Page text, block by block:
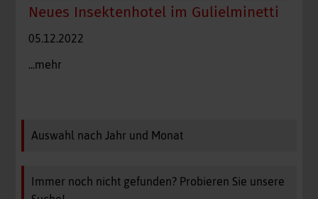
Neues Insektenhotel im Gulielminetti
05.12.2022
...mehr
Auswahl nach Jahr und Monat
Immer noch nicht gefunden? Probieren Sie unsere